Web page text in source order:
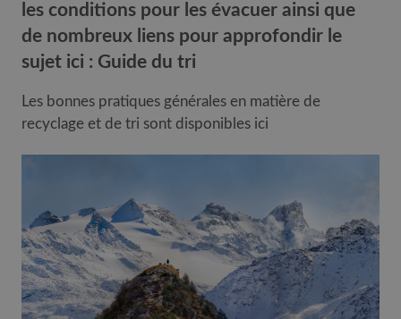
les conditions pour les évacuer ainsi que
de nombreux liens pour approfondir le
sujet ici : Guide du tri
Les bonnes pratiques générales en matière de
recyclage et de tri sont disponibles ici